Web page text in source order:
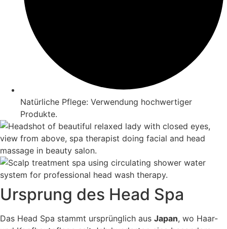
Natürliche Pflege: Verwendung hochwertiger
Produkte.
Ursprung des Head Spa
Das Head Spa stammt ursprünglich aus Japan, wo Haar-